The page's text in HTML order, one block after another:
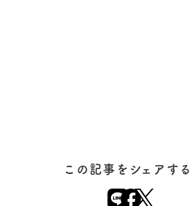
この記事をシェアする